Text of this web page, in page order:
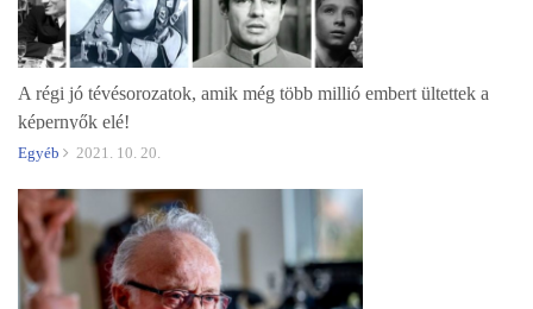
A régi jó tévésorozatok, amik még több millió embert ültettek a
képernyők elé!
Egyéb 2021. 10. 20.